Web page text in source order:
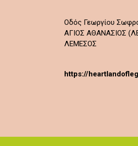
Οδός Γεωργίου
ΑΓΙΟΣ ΑΘΑΝΑΣΙΟΣ
ΛΕΜΕΣΟΣ
https://